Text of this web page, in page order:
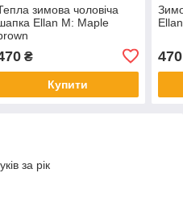
зимова чоловіча
Ellan M: Maple
₴
Купити
470
за рік